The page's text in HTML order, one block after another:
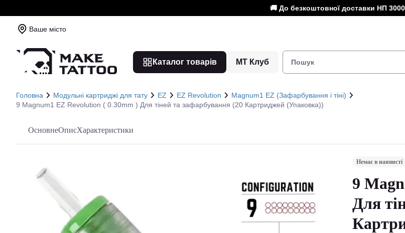
🚚 До безкоштовної доставки НП
Ваше місто
Каталог товарів МТ Клуб
Головна Модульні картриджі для тату EZ EZ Revolution
Magnum1 EZ (Зафарбування і тіні)
9 Magnum1 EZ Revolution ( 0.30mm ) Для тіней та зафарбування (20 Картриджей (Упаковка))
ОсновнеОписХарактеристики
Немає в наявнсті
9
Для